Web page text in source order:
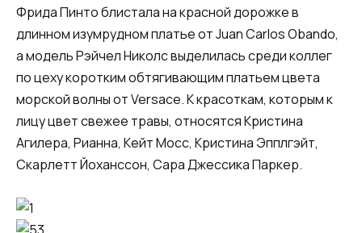
Фрида Пинто блистала на красной дорожке в
длинном изумрудном платье от Juan Carlos Obando,
а модель Рэйчел Николс выделилась среди коллег
по цеху коротким обтягивающим платьем цвета
морской волны от Versace. К красоткам, которым к
лицу цвет свежее травы, относятся Кристина
Агилера, Рианна, Кейт Мосс, Кристина Эпплгэйт,
Скарлетт Йоханссон, Сара Джессика Паркер.